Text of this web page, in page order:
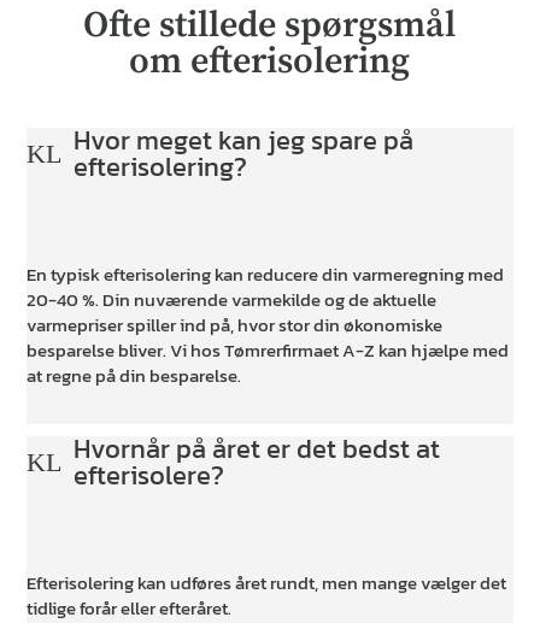
Ofte stillede spørgsmål
om efterisolering
KL Hvor meget kan jeg spare på
efterisolering?
En typisk efterisolering kan reducere din varmeregning med
20-40 %. Din nuværende varmekilde og de aktuelle
varmepriser spiller ind på, hvor stor din økonomiske
besparelse bliver. Vi hos Tømrerfirmaet A-Z kan hjælpe med
at regne på din besparelse.
KL Hvornår på året er det bedst at
efterisolere?
Efterisolering kan udføres året rundt, men mange vælger det
tidlige forår eller efteråret.